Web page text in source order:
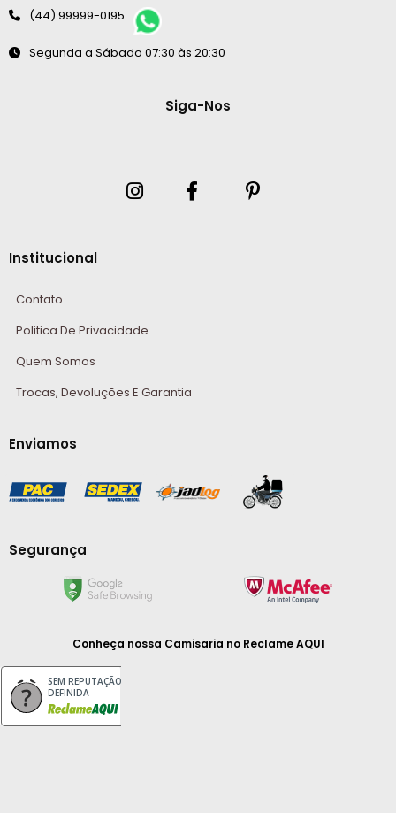
(44) 99999-0195
Segunda a Sábado 07:30 às 20:30
Siga-Nos
Institucional
Contato
Politica De Privacidade
Quem Somos
Trocas, Devoluções E Garantia
Enviamos
Segurança
Conheça nossa Camisaria no Reclame AQUI
SEM REPUTAÇÃO
DEFINIDA